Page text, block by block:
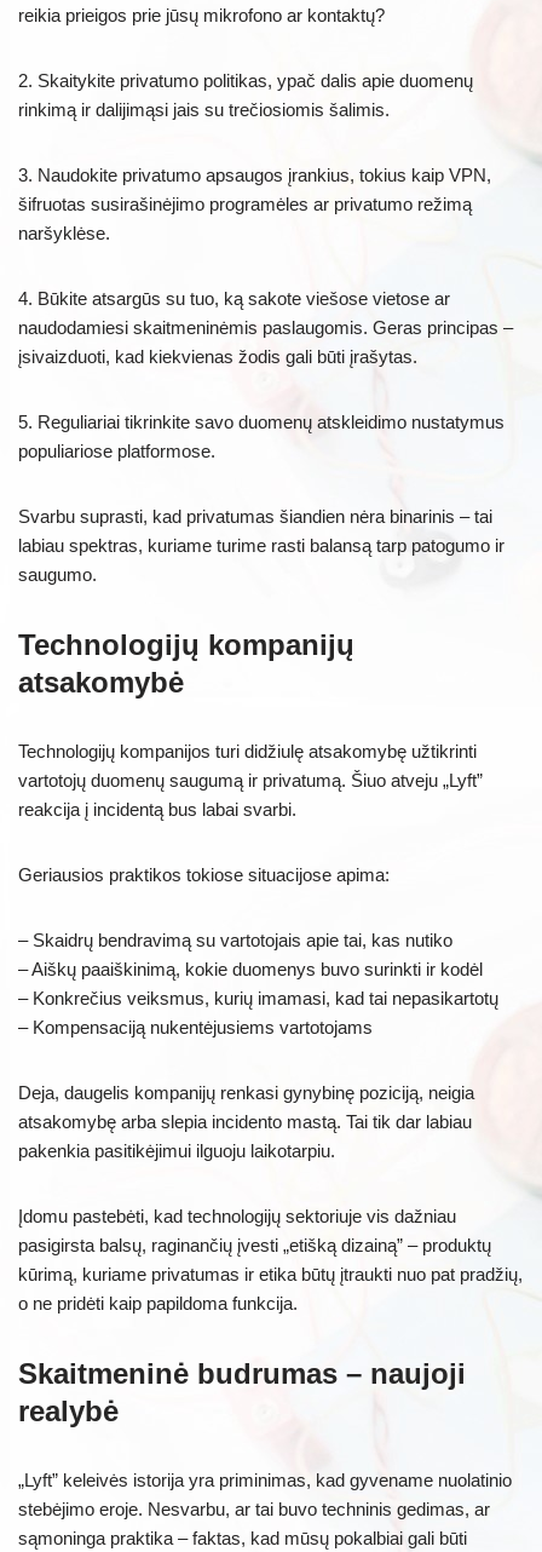
reikia prieigos prie jūsų mikrofono ar kontaktų?
2. Skaitykite privatumo politikas, ypač dalis apie duomenų
rinkimą ir dalijimąsi jais su trečiosiomis šalimis.
3. Naudokite privatumo apsaugos įrankius, tokius kaip VPN,
šifruotas susirašinėjimo programėles ar privatumo režimą
naršyklėse.
4. Būkite atsargūs su tuo, ką sakote viešose vietose ar
naudodamiesi skaitmeninėmis paslaugomis. Geras principas –
įsivaizduoti, kad kiekvienas žodis gali būti įrašytas.
5. Reguliariai tikrinkite savo duomenų atskleidimo nustatymus
populiariose platformose.
Svarbu suprasti, kad privatumas šiandien nėra binarinis – tai
labiau spektras, kuriame turime rasti balansą tarp patogumo ir
saugumo.
Technologijų kompanijų
atsakomybė
Technologijų kompanijos turi didžiulę atsakomybę užtikrinti
vartotojų duomenų saugumą ir privatumą. Šiuo atveju „Lyft”
reakcija į incidentą bus labai svarbi.
Geriausios praktikos tokiose situacijose apima:
– Skaidrų bendravimą su vartotojais apie tai, kas nutiko
– Aiškų paaiškinimą, kokie duomenys buvo surinkti ir kodėl
– Konkrečius veiksmus, kurių imamasi, kad tai nepasikartotų
– Kompensaciją nukentėjusiems vartotojams
Deja, daugelis kompanijų renkasi gynybinę poziciją, neigia
atsakomybę arba slepia incidento mastą. Tai tik dar labiau
pakenkia pasitikėjimui ilguoju laikotarpiu.
Įdomu pastebėti, kad technologijų sektoriuje vis dažniau
pasigirsta balsų, raginančių įvesti „etišką dizainą” – produktų
kūrimą, kuriame privatumas ir etika būtų įtraukti nuo pat pradžių,
o ne pridėti kaip papildoma funkcija.
Skaitmeninė budrumas – naujoji
realybė
„Lyft” keleivės istorija yra priminimas, kad gyvename nuolatinio
stebėjimo eroje. Nesvarbu, ar tai buvo techninis gedimas, ar
sąmoninga praktika – faktas, kad mūsų pokalbiai gali būti